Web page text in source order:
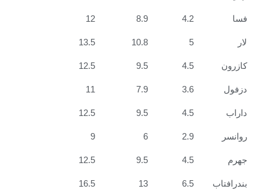
4.2
8.9
12
5
10.8
13.5
4.5
9.5
12.5
3.6
7.9
11
4.5
9.5
12.5
2.9
6
9
4.5
9.5
12.5
6.5
13
16.5